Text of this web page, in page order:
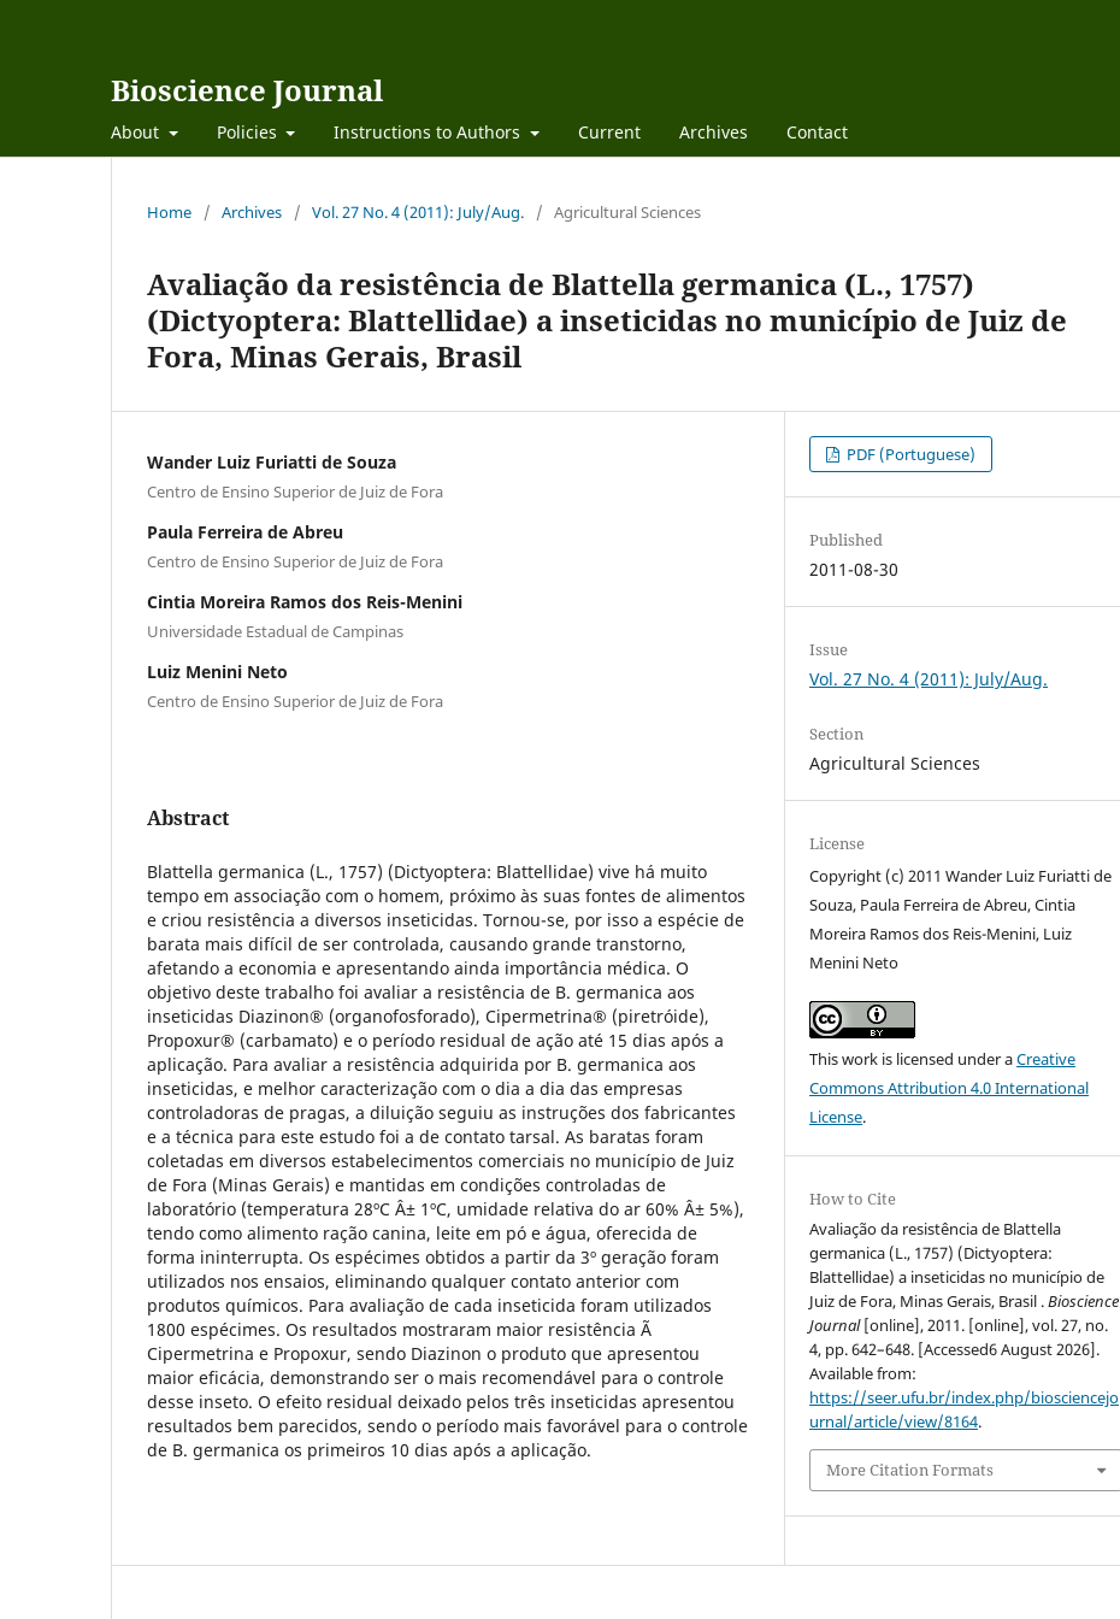
Bioscience Journal
About Policies Instructions to Authors Current Archives Contact
Home / Archives / Vol. 27 No. 4 (2011): July/Aug. / Agricultural Sciences
Avaliação da resistência de Blattella germanica (L., 1757)
(Dictyoptera: Blattellidae) a inseticidas no município de Juiz de
Fora, Minas Gerais, Brasil
Wander Luiz Furiatti de Souza
Centro de Ensino Superior de Juiz de Fora
Paula Ferreira de Abreu
Centro de Ensino Superior de Juiz de Fora
Cintia Moreira Ramos dos Reis-Menini
Universidade Estadual de Campinas
Luiz Menini Neto
Centro de Ensino Superior de Juiz de Fora
Abstract
Blattella germanica (L., 1757) (Dictyoptera: Blattellidae) vive há muito
tempo em associação com o homem, próximo às suas fontes de alimentos
e criou resistência a diversos inseticidas. Tornou-se, por isso a espécie de
barata mais difícil de ser controlada, causando grande transtorno,
afetando a economia e apresentando ainda importância médica. O
objetivo deste trabalho foi avaliar a resistência de B. germanica aos
inseticidas Diazinon® (organofosforado), Cipermetrina® (piretróide),
Propoxur® (carbamato) e o período residual de ação até 15 dias após a
aplicação. Para avaliar a resistência adquirida por B. germanica aos
inseticidas, e melhor caracterização com o dia a dia das empresas
controladoras de pragas, a diluição seguiu as instruções dos fabricantes
e a técnica para este estudo foi a de contato tarsal. As baratas foram
coletadas em diversos estabelecimentos comerciais no município de Juiz
de Fora (Minas Gerais) e mantidas em condições controladas de
laboratório (temperatura 28ºC Â± 1ºC, umidade relativa do ar 60% Â± 5%),
tendo como alimento ração canina, leite em pó e água, oferecida de
forma ininterrupta. Os espécimes obtidos a partir da 3º geração foram
utilizados nos ensaios, eliminando qualquer contato anterior com
produtos químicos. Para avaliação de cada inseticida foram utilizados
1800 espécimes. Os resultados mostraram maior resistência Ã
Cipermetrina e Propoxur, sendo Diazinon o produto que apresentou
maior eficácia, demonstrando ser o mais recomendável para o controle
desse inseto. O efeito residual deixado pelos três inseticidas apresentou
resultados bem parecidos, sendo o período mais favorável para o controle
de B. germanica os primeiros 10 dias após a aplicação.
PDF (Portuguese)
Published
2011-08-30
Issue
Vol. 27 No. 4 (2011): July/Aug.
Section
Agricultural Sciences
License
Copyright (c) 2011 Wander Luiz Furiatti de
Souza, Paula Ferreira de Abreu, Cintia
Moreira Ramos dos Reis-Menini, Luiz
Menini Neto
This work is licensed under aCreative
Commons Attribution 4.0 International
License.
How to Cite
Avaliação da resistência de Blattella
germanica (L., 1757) (Dictyoptera:
Blattellidae) a inseticidas no município de
Juiz de Fora, Minas Gerais, Brasil .Bioscience
Journal[online], 2011. [online], vol. 27, no.
4, pp. 642–648. [Accessed6 August 2026].
Available from:
https://seer.ufu.br/index.php/biosciencejo
urnal/article/view/8164.
More Citation Formats